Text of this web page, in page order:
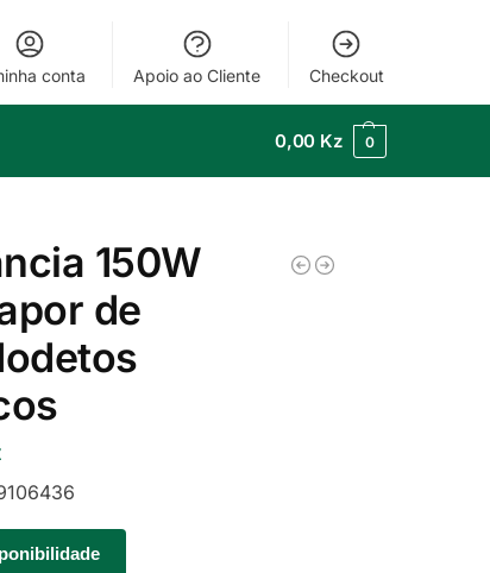
conta Apoio ao Cliente Checkout
0,00 Kz 0
150W
de